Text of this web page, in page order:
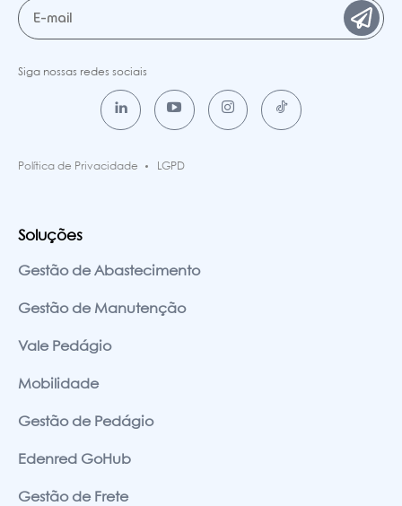
Siga nossas redes sociais
Política de Privacidade LGPD
Soluções
Gestão de Abastecimento
Gestão de Manutenção
Vale Pedágio
Mobilidade
Gestão de Pedágio
Edenred GoHub
Gestão de Frete